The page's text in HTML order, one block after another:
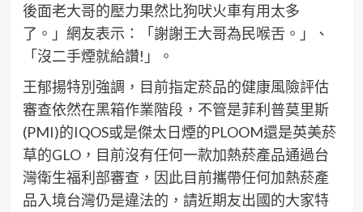
後面老大哥的壓力果然比狗吠火車有用太多
了。」網友表示：「謝謝王大哥為民喉舌。」、
「沒二手煙就給讚!」。
王郁揚特別強調，目前指定菸品的健康風險評估
審查依然在黑箱作業階段，不管是菲利普莫里斯
(PMI)的IQOS或是傑太日煙的PLOOM還是英美菸
草的GLO，目前沒有任何一款加熱菸產品通過台
灣衛生福利部審查，因此目前攜帶任何加熱菸產
品入境台灣仍是違法的，請近期友出國的大家特